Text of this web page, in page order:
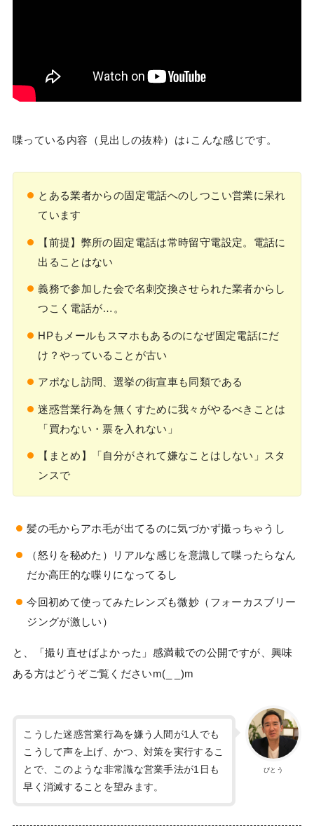
喋っている内容（見出しの抜粋）は↓こんな感じです。
とある業者からの固定電話へのしつこい営業に呆れ
ています
【前提】弊所の固定電話は常時留守電設定。電話に
出ることはない
義務で参加した会で名刺交換させられた業者からし
つこく電話が…。
HPもメールもスマホもあるのになぜ固定電話にだ
け？やっていることが古い
アポなし訪問、選挙の街宣車も同類である
迷惑営業行為を無くすために我々がやるべきことは
「買わない・票を入れない」
【まとめ】「自分がされて嫌なことはしない」スタ
ンスで
髪の毛からアホ毛が出てるのに気づかず撮っちゃうし
（怒りを秘めた）リアルな感じを意識して喋ったらなん
だか高圧的な喋りになってるし
今回初めて使ってみたレンズも微妙（フォーカスブリー
ジングが激しい）
と、「撮り直せばよかった」感満載での公開ですが、興味
ある方はどうぞご覧くださいm(_ _)m
びとう
こうした迷惑営業行為を嫌う人間が1人でも
こうして声を上げ、かつ、対策を実行するこ
とで、このような非常識な営業手法が1日も
早く消滅することを望みます。